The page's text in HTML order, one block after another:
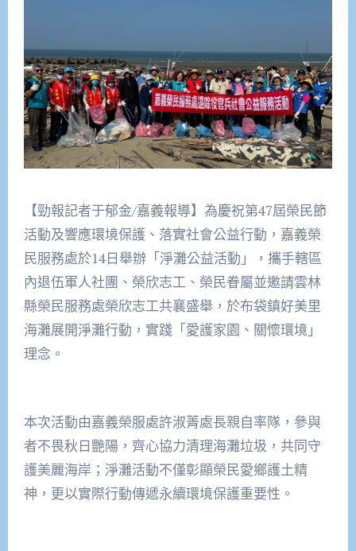
【勁報記者于郁金/嘉義報導】為慶祝第47屆榮民節
活動及響應環境保護、落實社會公益行動，嘉義榮
民服務處於14日舉辦「淨灘公益活動」，攜手轄區
內退伍軍人社團、榮欣志工、榮民眷屬並邀請雲林
縣榮民服務處榮欣志工共襄盛舉，於布袋鎮好美里
海灘展開淨灘行動，實踐「愛護家園、關懷環境」
理念。
本次活動由嘉義榮服處許淑菁處長親自率隊，參與
者不畏秋日艷陽，齊心協力清理海灘垃圾，共同守
護美麗海岸；淨灘活動不僅彰顯榮民愛鄉護土精
神，更以實際行動傳遞永續環境保護重要性。